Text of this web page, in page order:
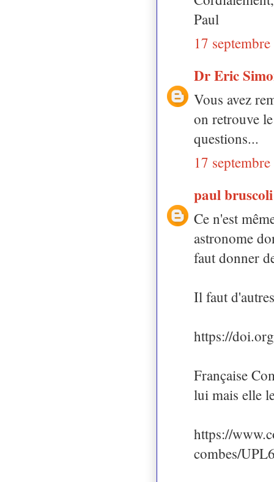
Paul
17
Dr Eric
Vous avez
on retrouve
questions...
17
paul
Ce n'est
astronome
faut donner
Il faut
https://
Française
lui mais elle
https://
combes/